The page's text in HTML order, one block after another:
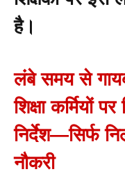
है।
लंबे समय से
शिक्षा कर्मियों
निर्देश—सिर्फ
नौकरी